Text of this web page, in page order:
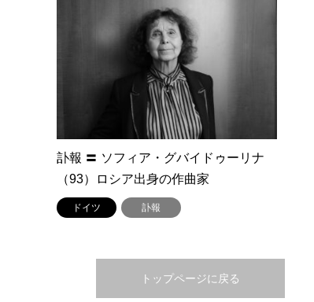
訃報 〓 ソフィア・グバイドゥーリナ
（93）ロシア出身の作曲家
ドイツ 訃報
トップページに戻る